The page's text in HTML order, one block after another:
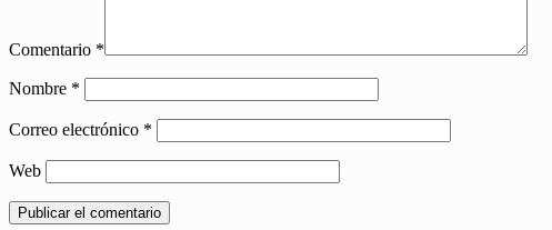
Comentario *
Nombre *
Correo electrónico *
Web